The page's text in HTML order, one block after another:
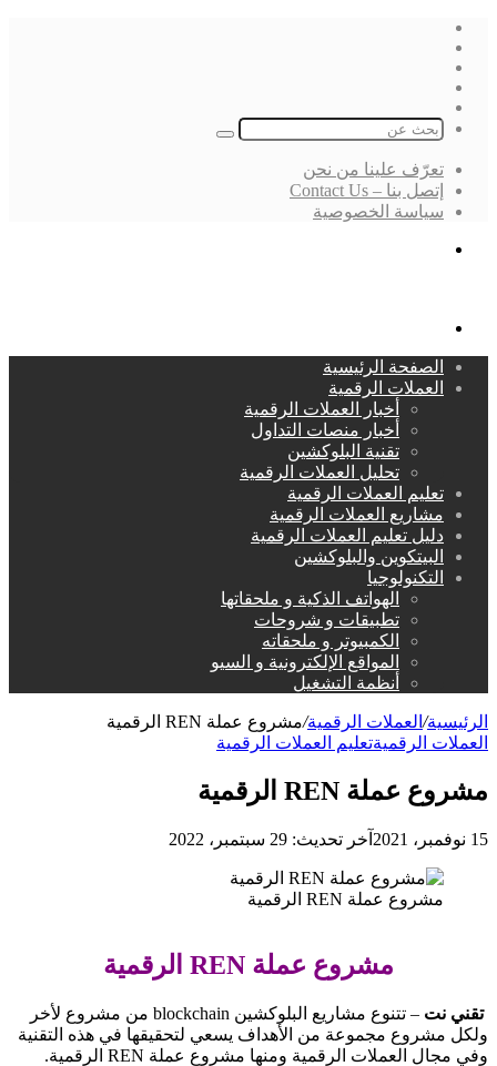
بحث
تعرّف علينا من نحن
إتصل بنا – Contact Us
سياسة الخصوصية
الصفحة الرئيسية
العملات الرقمية
أخبار العملات الرقمية
أخبار منصات التداول
تقنية البلوكشين
تحليل العملات الرقمية
تعليم العملات الرقمية
مشاريع العملات الرقمية
دليل تعليم العملات الرقمية
البيتكوين والبلوكشين
التكنولوجيا
الهواتف الذكية و ملحقاتها
تطبيقات و شروحات
الكمبيوتر و ملحقاته
المواقع الإلكترونية و السيو
أنظمة التشغيل
الرئيسية/ العملات الرقمية/مشروع عملة REN الرقمية
العملات الرقميةتعليم العملات الرقمية
مشروع عملة REN الرقمية
15 نوفمبر، 2021 آخر تحديث: 29 سبتمبر، 2022
مشروع عملة REN الرقمية
مشروع عملة REN الرقمية
تقني نت
– تتنوع مشاريع البلوكشين blockchain من مشروع لأخر
ولكل مشروع مجموعة من الأهداف يسعي لتحقيقها في هذه التقنية
وفي مجال العملات الرقمية ومنها مشروع عملة REN الرقمية.